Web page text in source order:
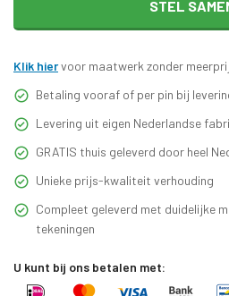
STEL
Klik hiervoor maatwerk zonder
Betaling vooraf of per pin bij
Levering uit eigen Nederlandse
GRATIS thuis geleverd door heel
Unieke prijs-kwaliteit verhouding
Compleet geleverd met duidelijke
tekeningen
U kunt bij ons betalen met: